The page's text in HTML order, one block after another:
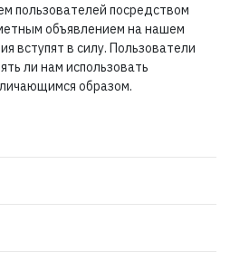
пользователей посредством
объявлением на нашем
вступят в силу. Пользователи
ли нам использовать
образом.